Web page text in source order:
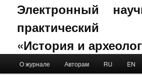
Электронный
«История и
Skip to primary content
Skip to secondary content
О журнале Авторам RU EN